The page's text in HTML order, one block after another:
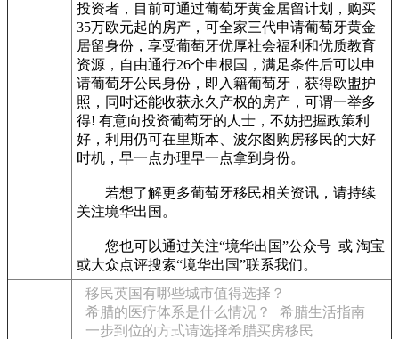
投资者，目前可通过葡萄牙黄金居留计划，购买
35万欧元起的房产，可全家三代申请葡萄牙黄金
居留身份，享受葡萄牙优厚社会福利和优质教育
资源，自由通行26个申根国，满足条件后可以申
请葡萄牙公民身份，即入籍葡萄牙，获得欧盟护
照，同时还能收获永久产权的房产，可谓一举多
得! 有意向投资葡萄牙的人士，不妨把握政策利
好，利用仍可在里斯本、波尔图购房移民的大好
时机，早一点办理早一点拿到身份。
若想了解更多葡萄牙移民相关资讯，请持续
关注境华出国。
您也可以通过关注“境华出国”公众号 或 淘宝
或大众点评搜索“境华出国”联系我们。
移民英国有哪些城市值得选择？
希腊的医疗体系是什么情况？
希腊生活指南
一步到位的方式请选择希腊买房移民